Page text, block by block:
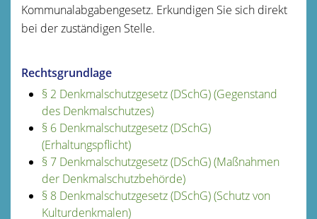
Kommunalabgabengesetz. Erkundigen Sie sich direkt
bei der zuständigen Stelle.
Rechtsgrundlage
§ 2 Denkmalschutzgesetz (DSchG) (Gegenstand
des Denkmalschutzes)
§ 6 Denkmalschutzgesetz (DSchG)
(Erhaltungspflicht)
§ 7 Denkmalschutzgesetz (DSchG) (Maßnahmen
der Denkmalschutzbehörde)
§ 8 Denkmalschutzgesetz (DSchG) (Schutz von
Kulturdenkmalen)